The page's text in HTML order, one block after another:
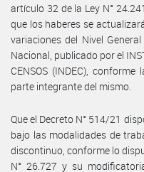
artículo 32 de la Ley N°
que los haberes se
variaciones del Nivel
Nacional, publicado por el
CENSOS (INDEC),
parte integrante del mismo.
Que el Decreto N° 514/21
bajo las modalidades de
discontinuo, conforme lo
N° 26.727 y su